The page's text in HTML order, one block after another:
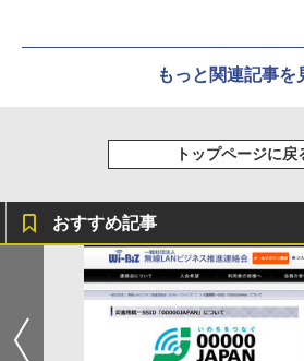
もっと関連記事を
トップページに戻
おすすめ記事